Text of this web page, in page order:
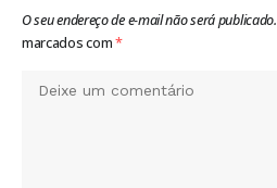
O seu endereço de e-mail não será publicado.
marcados com*